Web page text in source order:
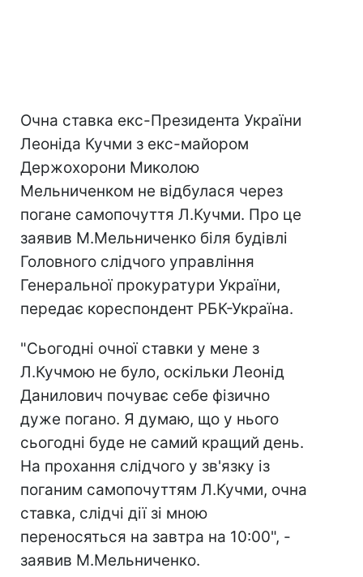
Очна ставка екс-Президента України
Леоніда Кучми з екс-майором
Держохорони Миколою
Мельниченком не відбулася через
погане самопочуття Л.Кучми. Про це
заявив М.Мельниченко біля будівлі
Головного слідчого управління
Генеральної прокуратури України,
передає кореспондент РБК-Україна.
"Сьогодні очної ставки у мене з
Л.Кучмою не було, оскільки Леонід
Данилович почуває себе фізично
дуже погано. Я думаю, що у нього
сьогодні буде не самий кращий день.
На прохання слідчого у зв'язку із
поганим самопочуттям Л.Кучми, очна
ставка, слідчі дії зі мною
переносяться на завтра на 10:00", -
заявив М.Мельниченко.